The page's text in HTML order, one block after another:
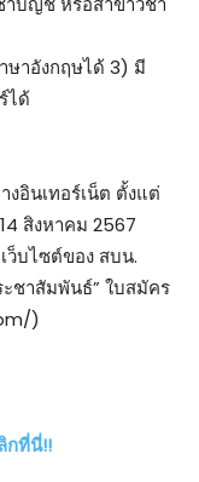
ษาอังกฤษได้ 3) มี
ได้
อินเทอร์เน็ต ตั้งแต่
สิงหาคม 2567
ว็บไซต์ของ สบน.
ชาสัมพันธ์” ใบสมัคร
)
กที่นี่!!